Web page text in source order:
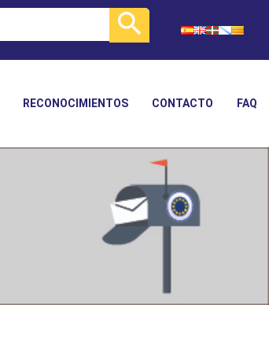
RECONOCIMIENTOS CONTACTO FAQ